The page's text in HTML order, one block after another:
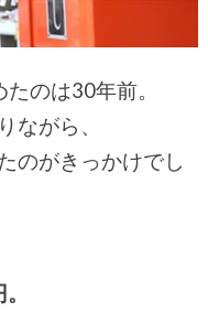
のは30年前。
ながら、
のがきっかけでし